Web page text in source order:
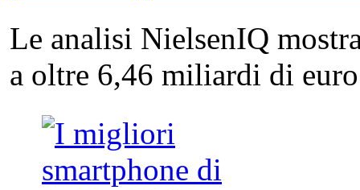
Le analisi NielsenIQ
a oltre 6,46 miliardi di